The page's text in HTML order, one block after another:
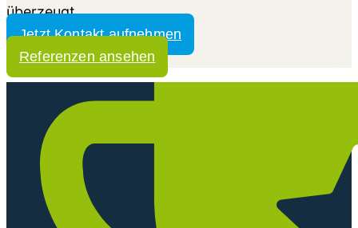
überzeugt.
Jetzt Kontakt aufnehmen
Referenzen ansehen